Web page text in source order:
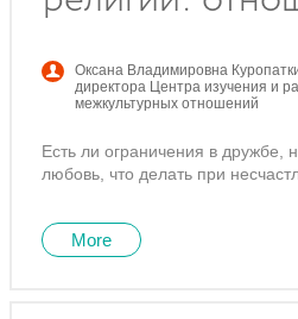
Оксана Владимировна
директора Центра изучения и
межкультурных отношений
Есть ли ограничения в дружбе,
любовь, что делать при
More